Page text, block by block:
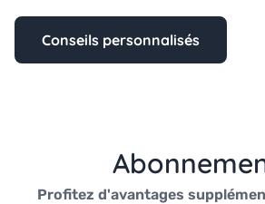
Conseils personnalisés
Profitez d'avantages